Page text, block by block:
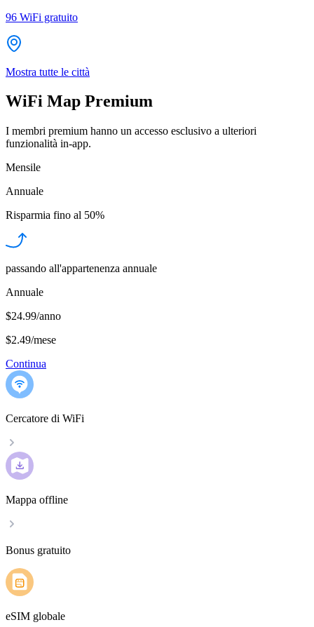
96 WiFi gratuito
Mostra tutte le città
WiFi Map Premium
I membri premium hanno un accesso esclusivo a ulteriori
funzionalità in-app.
Mensile
Annuale
Risparmia fino al 50%
passando all'appartenenza annuale
Annuale
$24.99/anno
$2.49/mese
Continua
Cercatore di WiFi
Mappa offline
Bonus gratuito
eSIM globale